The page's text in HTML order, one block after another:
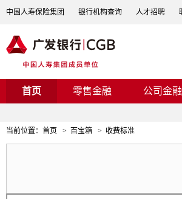
中国人寿保险集团 银行机构查询 人才招聘
首页 零售金融 公司金融
当前位置： 首页 > 百宝箱 > 收费标准